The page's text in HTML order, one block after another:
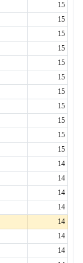
15
15
15
15
15
15
15
15
15
15
15
14
14
14
14
14
14
14